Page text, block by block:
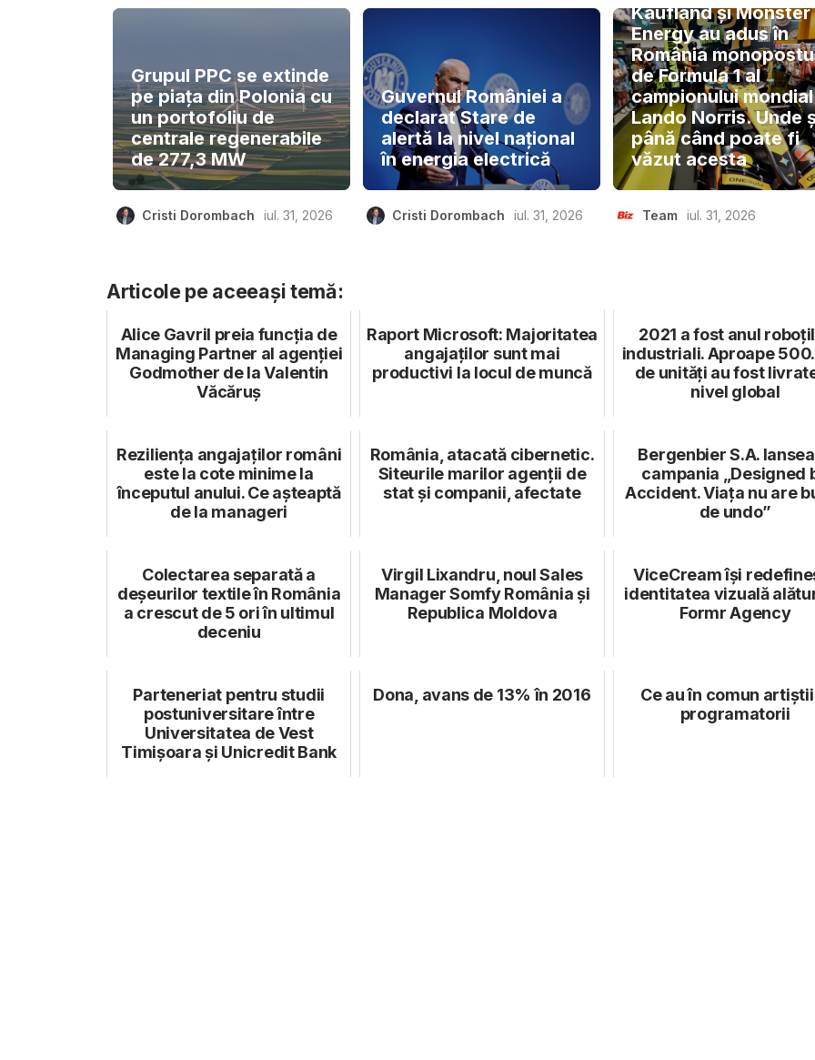
Grupul PPC se extinde
pe piața din Polonia cu
un portofoliu de
centrale regenerabile
de 277,3 MW
Cristi Dorombach iul. 31, 2026
Guvernul României a
declarat Stare de
alertă la nivel național
în energia electrică
Cristi Dorombach iul. 31, 2026
Kaufland și Monster
Energy au adus în
România
de Formula 1 al
campionului mondial
Lando Norris. Unde
până când poate fi
văzut acesta
Team iul. 31, 2026
Articole pe aceeași temă:
Alice Gavril preia funcția de
Managing Partner al agenției
Godmother de la Valentin
Văcăruș
Raport Microsoft: Majoritatea
angajaților sunt mai
productivi la locul de muncă
2021 a fost anul
industriali. Aproape
de unități au fost
nivel global
Reziliența angajaților români
este la cote minime la
începutul anului. Ce așteaptă
de la manageri
România, atacată cibernetic.
Siteurile marilor agenții de
stat și companii, afectate
Bergenbier S.A.
campania „Designed
Accident. Viața nu are
de undo”
Colectarea separată a
deșeurilor textile în România
a crescut de 5 ori în ultimul
deceniu
Virgil Lixandru, noul Sales
Manager Somfy România și
Republica Moldova
ViceCream își
identitatea vizuală
Formr Agency
Parteneriat pentru studii
postuniversitare între
Universitatea de Vest
Timișoara și Unicredit Bank
Dona, avans de 13% în 2016
Ce au în comun
programatorii